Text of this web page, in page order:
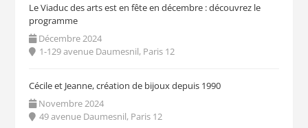
Le Viaduc des arts est en fête en décembre : découvrez le
programme
Décembre 2024
1-129 avenue Daumesnil, Paris 12
Cécile et Jeanne, création de bijoux depuis 1990
Novembre 2024
49 avenue Daumesnil, Paris 12